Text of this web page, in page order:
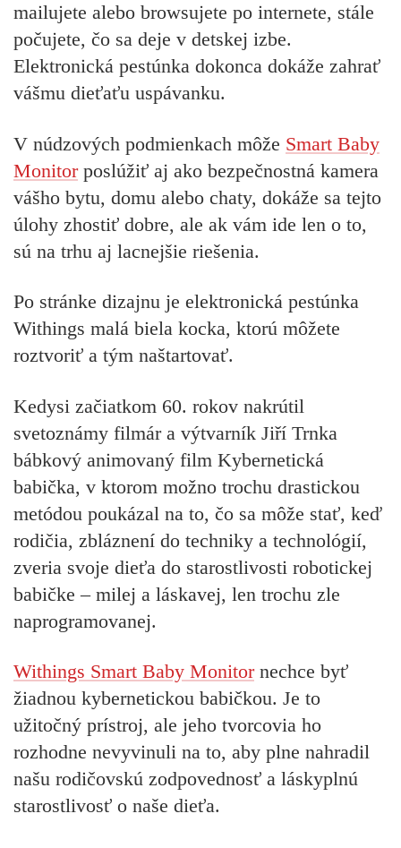
mailujete alebo browsujete po internete, stále
počujete, čo sa deje v detskej izbe.
Elektronická pestúnka dokonca dokáže zahrať
vášmu dieťaťu uspávanku.
V núdzových podmienkach môže Smart Baby
Monitorposlúžiť aj ako bezpečnostná kamera
vášho bytu, domu alebo chaty, dokáže sa tejto
úlohy zhostiť dobre, ale ak vám ide len o to,
sú na trhu aj lacnejšie riešenia.
Po stránke dizajnu je elektronická pestúnka
Withings malá biela kocka, ktorú môžete
roztvoriť a tým naštartovať.
Kedysi začiatkom 60. rokov nakrútil
svetoznámy filmár a výtvarník Jiří Trnka
bábkový animovaný film Kybernetická
babička, v ktorom možno trochu drastickou
metódou poukázal na to, čo sa môže stať, keď
rodičia, zbláznení do techniky a technológií,
zveria svoje dieťa do starostlivosti robotickej
babičke – milej a láskavej, len trochu zle
naprogramovanej.
Withings Smart Baby Monitornechce byť
žiadnou kybernetickou babičkou. Je to
užitočný prístroj, ale jeho tvorcovia ho
rozhodne nevyvinuli na to, aby plne nahradil
našu rodičovskú zodpovednosť a láskyplnú
starostlivosť o naše dieťa.